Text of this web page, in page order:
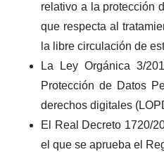
relativo a la protección
que respecta al
la libre circulación de
La Ley Orgánica 3/
Protección de Datos
derechos digitales
El Real Decreto 1720/
el que se aprueba el